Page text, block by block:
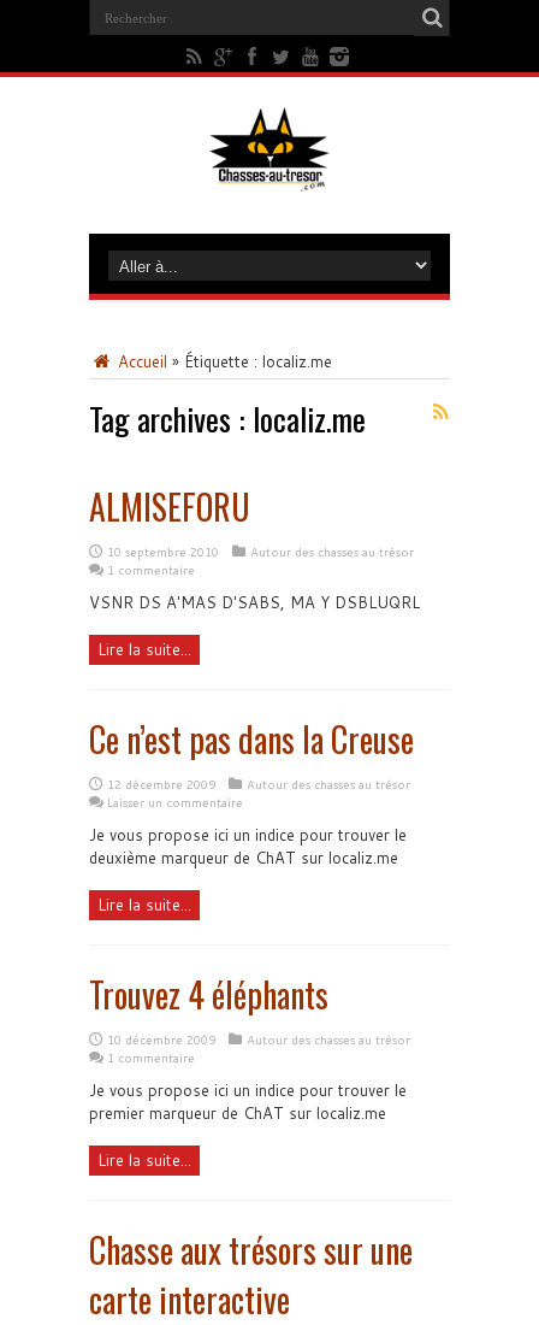
Accueil » Étiquette : localiz.me
Tag archives : localiz.me
ALMISEFORU
10 septembre 2010
Autour des chasses au trésor
1 commentaire
VSNR DS A'MAS D'SABS, MA Y DSBLUQRL
Lire la suite...
Ce n’est pas dans la Creuse
12 décembre 2009
Autour des chasses au trésor
Laisser un commentaire
Je vous propose ici un indice pour trouver le
deuxième marqueur de ChAT sur localiz.me
Lire la suite...
Trouvez 4 éléphants
10 décembre 2009
Autour des chasses au trésor
1 commentaire
Je vous propose ici un indice pour trouver le
premier marqueur de ChAT sur localiz.me
Lire la suite...
Chasse aux trésors sur une
carte interactive